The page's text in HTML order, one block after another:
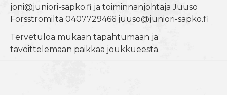
joni@juniori-sapko.fi ja toiminnanjohtaja Juuso
Forsströmiltä 0407729466 juuso@juniori-sapko.fi
Tervetuloa mukaan tapahtumaan ja
tavoittelemaan paikkaa joukkueesta.